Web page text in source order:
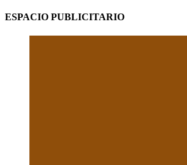
ESPACIO PUBLICITARIO